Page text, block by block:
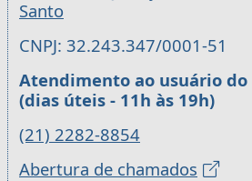
Santo
CNPJ: 32.243.347/0001-51
Atendimento ao usuário do
(dias úteis - 11h às 19h)
(21) 2282-8854
Abertura de chamados